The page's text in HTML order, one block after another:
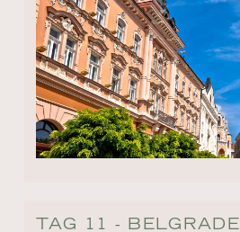
TAG 11 - BELGRADE